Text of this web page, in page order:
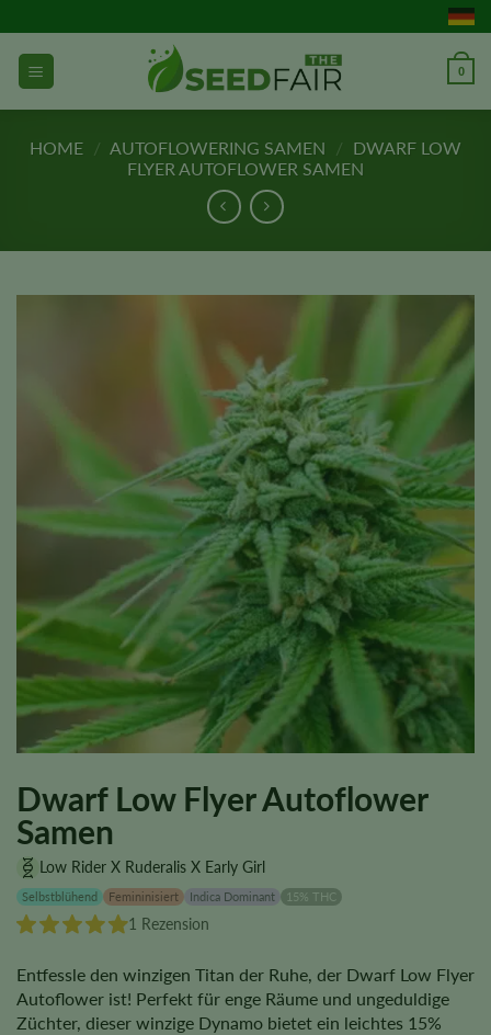
Inhalt
springen
0
HOME / AUTOFLOWERING SAMEN / DWARF LOW
FLYER AUTOFLOWER SAMEN
Dwarf Low Flyer Autoflower
Samen
Low Rider X Ruderalis X Early Girl
Selbstblühend Femininisiert Indica Dominant 15% THC
1 Rezension
Entfessle den winzigen Titan der Ruhe, der Dwarf Low Flyer
Autoflower ist! Perfekt für enge Räume und ungeduldige
Züchter, dieser winzige Dynamo bietet ein leichtes 15%